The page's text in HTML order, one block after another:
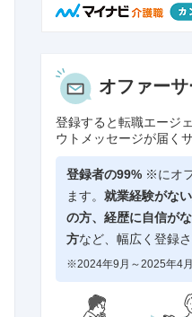
オファーサ
登録すると転職エージ
ウトメッセージが届く
登録者の99% ※にオ
ます。 就業経験がな
の方、 経歴に自信が
方など、幅広く登録さ
※2024年9月～2025年4